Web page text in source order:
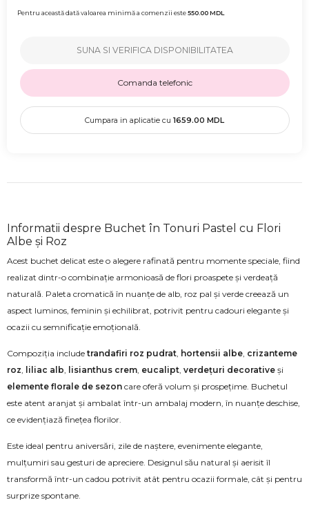
Pentru această dată valoarea minimă a comenzii este550.00MDL
SUNA SI VERIFICA DISPONIBILITATEA
Comanda telefonic
Cumpara in aplicatie cu 1659.00 MDL
Informatii despre Buchet în Tonuri Pastel cu Flori
Albe și Roz
Acest buchet delicat este o alegere rafinată pentru momente speciale, fiind
realizat dintr-o combinație armonioasă de flori proaspete și verdeață
naturală. Paleta cromatică în nuanțe de alb, roz pal și verde creează un
aspect luminos, feminin și echilibrat, potrivit pentru cadouri elegante și
ocazii cu semnificație emoțională.
Compoziția include trandafiri roz pudrat, hortensii albe, crizanteme
roz, liliac alb, lisianthus crem, eucalipt, verdețuri decorative și
elemente florale de sezon care oferă volum și prospețime. Buchetul
este atent aranjat și ambalat într-un ambalaj modern, în nuanțe deschise,
ce evidențiază finețea florilor.
Este ideal pentru aniversări, zile de naștere, evenimente elegante,
mulțumiri sau gesturi de apreciere. Designul său natural și aerisit îl
transformă într-un cadou potrivit atât pentru ocazii formale, cât și pentru
surprize spontane.